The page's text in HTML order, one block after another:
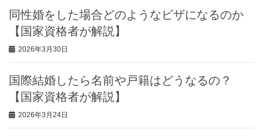
同性婚をした場合どのようなビザになるのか
【国家資格者が解説】
2026年3月30日
国際結婚したら名前や戸籍はどうなるの？
【国家資格者が解説】
2026年3月24日